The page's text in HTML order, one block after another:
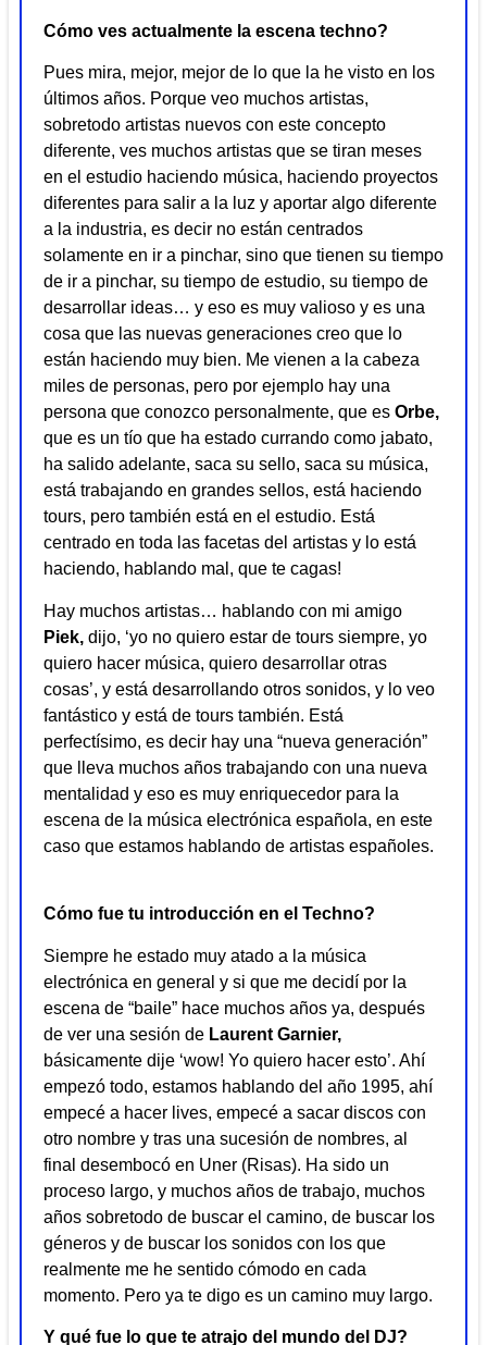
Cómo ves actualmente la escena techno?
Pues mira, mejor, mejor de lo que la he visto en los
últimos años. Porque veo muchos artistas,
sobretodo artistas nuevos con este concepto
diferente, ves muchos artistas que se tiran meses
en el estudio haciendo música, haciendo proyectos
diferentes para salir a la luz y aportar algo diferente
a la industria, es decir no están centrados
solamente en ir a pinchar, sino que tienen su tiempo
de ir a pinchar, su tiempo de estudio, su tiempo de
desarrollar ideas… y eso es muy valioso y es una
cosa que las nuevas generaciones creo que lo
están haciendo muy bien. Me vienen a la cabeza
miles de personas, pero por ejemplo hay una
persona que conozco personalmente, que es Orbe,
que es un tío que ha estado currando como jabato,
ha salido adelante, saca su sello, saca su música,
está trabajando en grandes sellos, está haciendo
tours, pero también está en el estudio. Está
centrado en toda las facetas del artistas y lo está
haciendo, hablando mal, que te cagas!
Hay muchos artistas… hablando con mi amigo
Piek, dijo, ‘yo no quiero estar de tours siempre, yo
quiero hacer música, quiero desarrollar otras
cosas’, y está desarrollando otros sonidos, y lo veo
fantástico y está de tours también. Está
perfectísimo, es decir hay una “nueva generación”
que lleva muchos años trabajando con una nueva
mentalidad y eso es muy enriquecedor para la
escena de la música electrónica española, en este
caso que estamos hablando de artistas españoles.
Cómo fue tu introducción en el Techno?
Siempre he estado muy atado a la música
electrónica en general y si que me decidí por la
escena de “baile” hace muchos años ya, después
de ver una sesión de Laurent Garnier,
básicamente dije ‘wow! Yo quiero hacer esto’. Ahí
empezó todo, estamos hablando del año 1995, ahí
empecé a hacer lives, empecé a sacar discos con
otro nombre y tras una sucesión de nombres, al
final desembocó en Uner (Risas). Ha sido un
proceso largo, y muchos años de trabajo, muchos
años sobretodo de buscar el camino, de buscar los
géneros y de buscar los sonidos con los que
realmente me he sentido cómodo en cada
momento. Pero ya te digo es un camino muy largo.
Y qué fue lo que te atrajo del mundo del DJ?